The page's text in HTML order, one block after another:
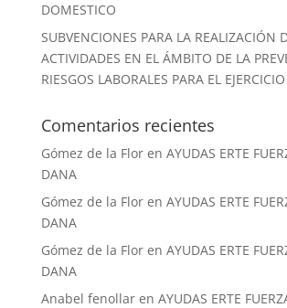
DOMESTICO
SUBVENCIONES PARA LA REALIZACIÓN
ACTIVIDADES EN EL ÁMBITO DE LA
RIESGOS LABORALES PARA EL
Comentarios recientes
Gómez de la Floren AYUDAS ERTE
DANA
Gómez de la Floren AYUDAS ERTE
DANA
Gómez de la Floren AYUDAS ERTE
DANA
Anabel fenollaren AYUDAS ERTE